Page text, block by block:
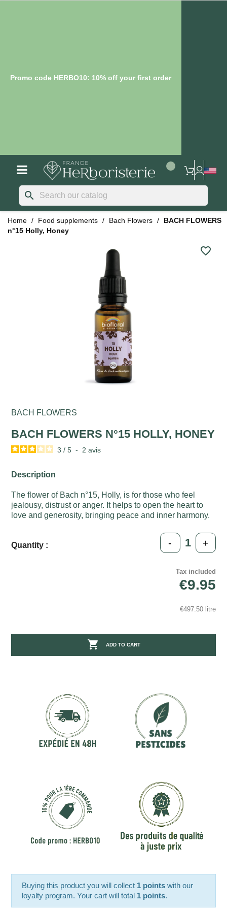
Promo code HERBO10: 10% off your first order
search
Home Food supplements Bach Flowers
BACH FLOWERS
n°15 Holly, Honey
favorite_border
BACH FLOWERS
BACH FLOWERS N°15 HOLLY, HONEY
3 / 5 - 2avis
Description
The flower of Bach n°15, Holly, is for those who feel
jealousy, distrust or anger. It helps to open the heart to
love and generosity, bringing peace and inner harmony.
Quantity : - +
Tax included
€9.95
€497.50 litre
 ADD TO CART
Buying this product you will collect 1 points with our
loyalty program. Your cart will total 1 points.